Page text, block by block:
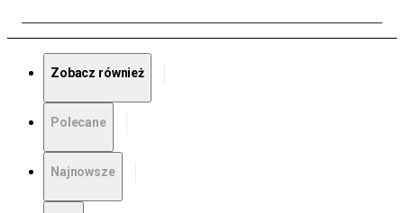
Zobacz również
Polecane
Najnowsze